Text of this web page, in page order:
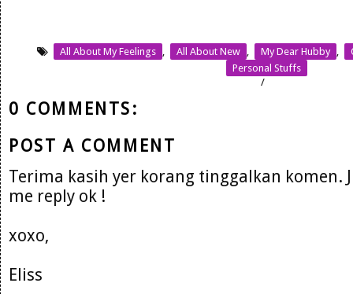
All About My Feelings , All About New , My Dear Hubby ,
Personal Stuffs
/
0 COMMENTS:
POST A COMMENT
Terima kasih yer korang tinggalkan komen.
me reply ok !
xoxo,
Eliss